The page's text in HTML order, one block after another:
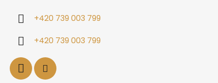
+420 739 003 799
+420 739 003 799